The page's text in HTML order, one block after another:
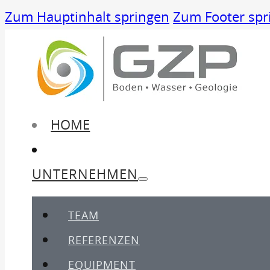
Zum Hauptinhalt springen Zum Footer
HOME
UNTERNEHMEN
TEAM
REFERENZEN
EQUIPMENT